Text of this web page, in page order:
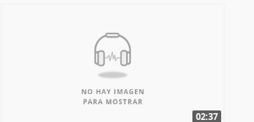
02:37